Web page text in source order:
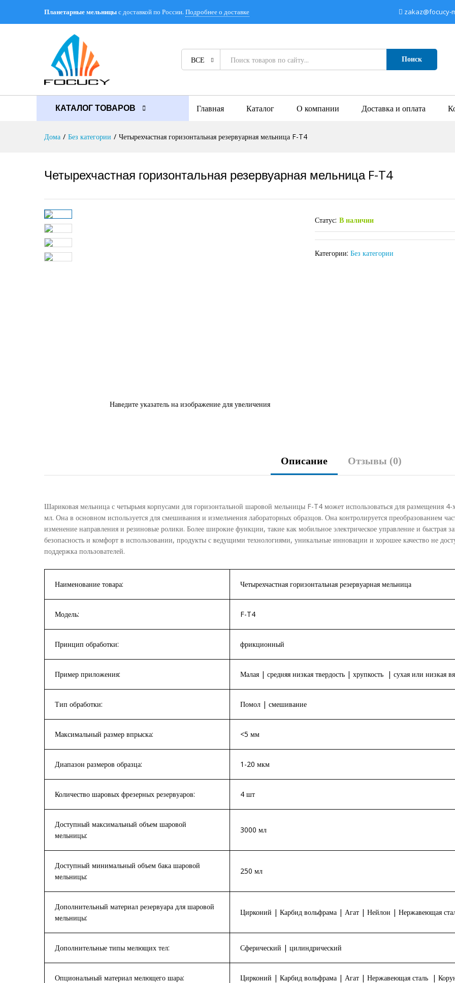
Планетарные мельницы с доставкой по России. Подробнее о доставке zakaz@focucy-
ВСЕ Поиск
КАТАЛОГ ТОВАРОВ Главная Каталог О компании Доставка и оплата
Дома / Без категории / Четырехчастная горизонтальная резервуарная мельница F-T4
Четырехчастная горизонтальная резервуарная мельница F-T4
Наведите указатель на изображение для увеличения
Статус: В наличии
Категории:Без категории
Описание Отзывы (0)
Шариковая мельница с четырьмя корпусами для горизонтальной шаровой мельницы F-T4 может использоваться для размещения
мл. Она в основном используется для смешивания и измельчения лабораторных образцов. Она контролируется преобразованием
изменение направления и резиновые ролики. Более широкие функции, такие как мобильное электрическое управление и быстрая
безопасность и комфорт в использовании, продукты с ведущими технологиями, уникальные инновации и хорошее качество не
поддержка пользователей.
Наименование товара: Четырехчастная горизонтальная резервуарная мельница
Модель: F-T4
Принцип обработки: фрикционный
Пример приложения: Малая | средняя низкая твердость | хрупкость | сухая или низкая
Тип обработки: Помол | смешивание
Максимальный размер впрыска: <5 мм
Диапазон размеров образца: 1-20 мкм
Количество шаровых фрезерных резервуаров: 4 шт
Доступный максимальный объем шаровой
мельницы:
3000 мл
Доступный минимальный объем бака шаровой
мельницы:
250 мл
Дополнительный материал резервуара для шаровой
мельницы:
Цирконий | Карбид вольфрама | Агат | Нейлон | Нержавеющая
Дополнительные типы мелющих тел: Сферический | цилиндрический
Опциональный материал мелющего шара: Цирконий | Карбид вольфрама | Агат | Нержавеющая сталь |
Описание Отзывы (0)